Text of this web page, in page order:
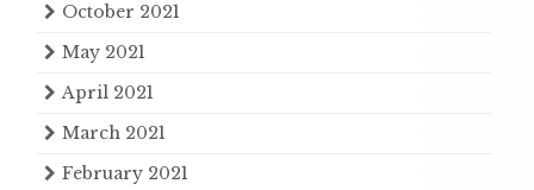
October 2021
May 2021
April 2021
March 2021
February 2021